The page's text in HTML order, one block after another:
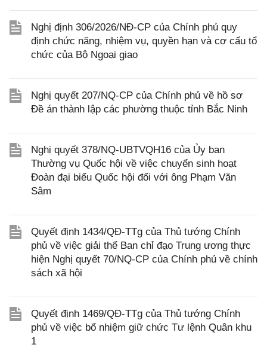
Nghị định 306/2026/NĐ-CP của Chính phủ quy
định chức năng, nhiệm vụ, quyền hạn và cơ cấu tổ
chức của Bộ Ngoại giao
Nghị quyết 207/NQ-CP của Chính phủ về hồ sơ
Đề án thành lập các phường thuộc tỉnh Bắc Ninh
Nghị quyết 378/NQ-UBTVQH16 của Ủy ban
Thường vụ Quốc hội về việc chuyển sinh hoạt
Đoàn đại biểu Quốc hội đối với ông Phạm Văn
Sâm
Quyết định 1434/QĐ-TTg của Thủ tướng Chính
phủ về việc giải thể Ban chỉ đạo Trung ương thực
hiện Nghị quyết 70/NQ-CP của Chính phủ về chính
sách xã hội
Quyết định 1469/QĐ-TTg của Thủ tướng Chính
phủ về việc bổ nhiệm giữ chức Tư lệnh Quân khu
1